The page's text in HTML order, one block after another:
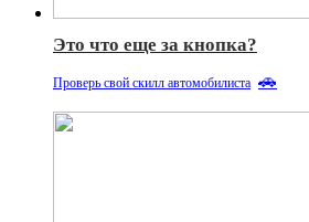
Это что еще за кнопка?
Проверь свой скилл автомобилиста 🚗